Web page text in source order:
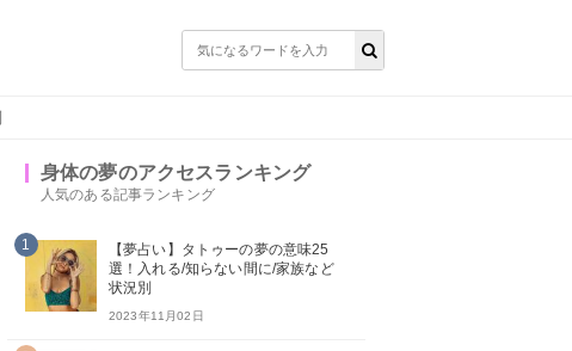
身体の夢のアクセスランキング
人気のある記事ランキング
1
【夢占い】タトゥーの夢の意味25
選！入れる/知らない間に/家族など
状況別
2023年11月02日